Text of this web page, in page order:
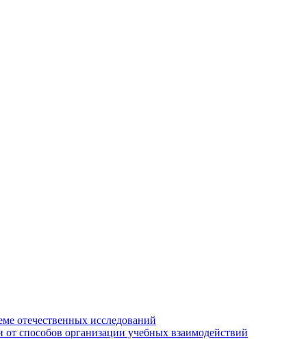
отечественных исследований
способов организации учебных взаимодействий